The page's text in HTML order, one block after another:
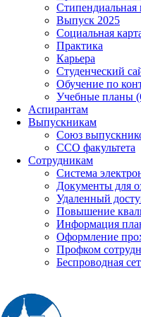
Стипендиальная
Выпуск 2025
Социальная
Практика
Карьера
Студенческий
Обучение по
Учебные планы
Аспирантам
Выпускникам
Союз
ССО факультета
Сотрудникам
Система
Документы для
Удаленный
Повышение
Информация
Оформление
Профком
Беспроводная